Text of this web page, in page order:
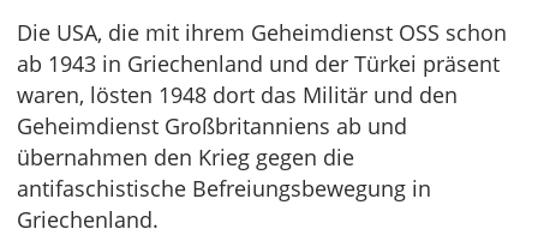
Die USA, die mit ihrem Geheimdienst OSS schon
ab 1943 in Griechenland und der Türkei präsent
waren, lösten 1948 dort das Militär und den
Geheimdienst Großbritanniens ab und
übernahmen den Krieg gegen die
antifaschistische Befreiungsbewegung in
Griechenland.